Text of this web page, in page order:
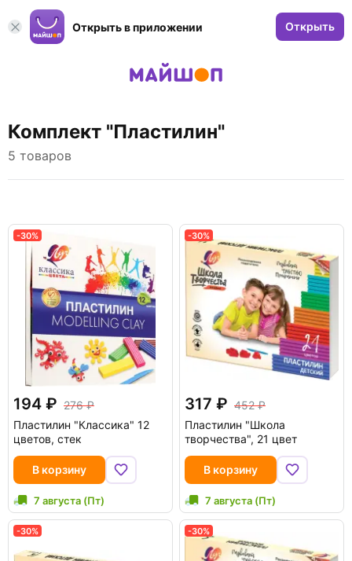
Открыть в приложении Открыть
Комплект "Пластилин"
5 товаров
-30%
194
276
Пластилин "Классика" 12
цветов, стек
В корзину
7 августа (Пт)
-30%
317
452
Пластилин "Школа
творчества", 21 цвет
В корзину
7 августа (Пт)
-30% -30%